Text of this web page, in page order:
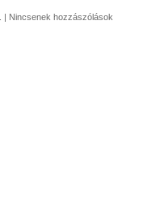
| Nincsenek hozzászólások